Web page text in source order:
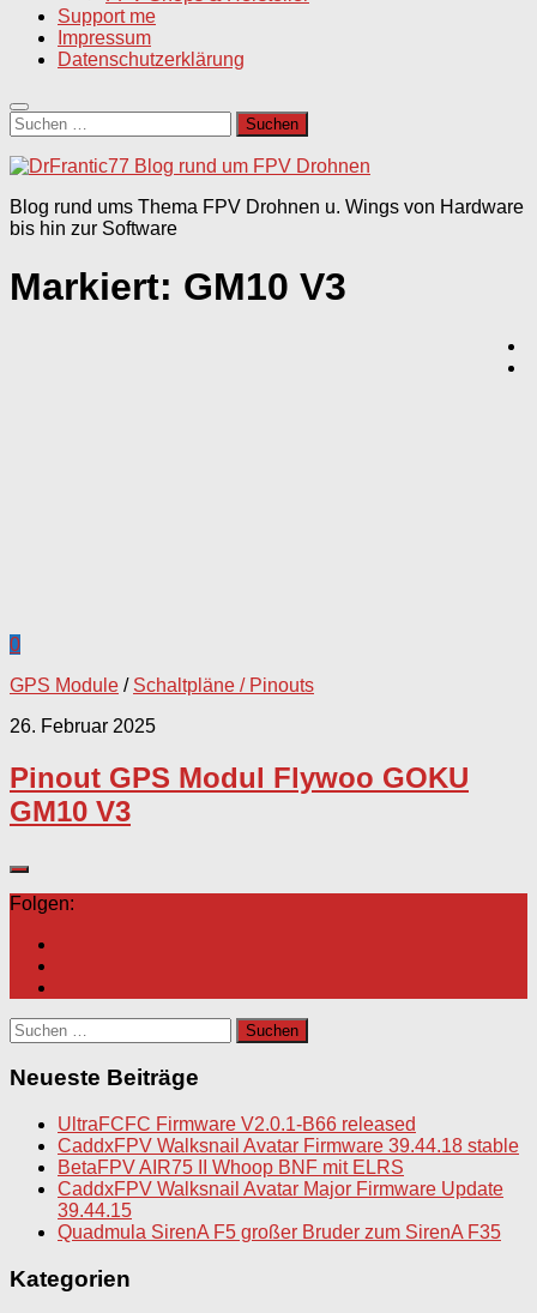
Support me
Impressum
Datenschutzerklärung
Suchen
nach:
Blog rund ums Thema FPV Drohnen u. Wings von Hardware
bis hin zur Software
Markiert: GM10 V3
0
GPS Module / Schaltpläne / Pinouts
26. Februar 2025
Pinout GPS Modul Flywoo GOKU
GM10 V3
Folgen:
Suchen
nach:
Neueste Beiträge
UltraFCFC Firmware V2.0.1-B66 released
CaddxFPV Walksnail Avatar Firmware 39.44.18 stable
BetaFPV AIR75 II Whoop BNF mit ELRS
CaddxFPV Walksnail Avatar Major Firmware Update
39.44.15
Quadmula SirenA F5 großer Bruder zum SirenA F35
Kategorien